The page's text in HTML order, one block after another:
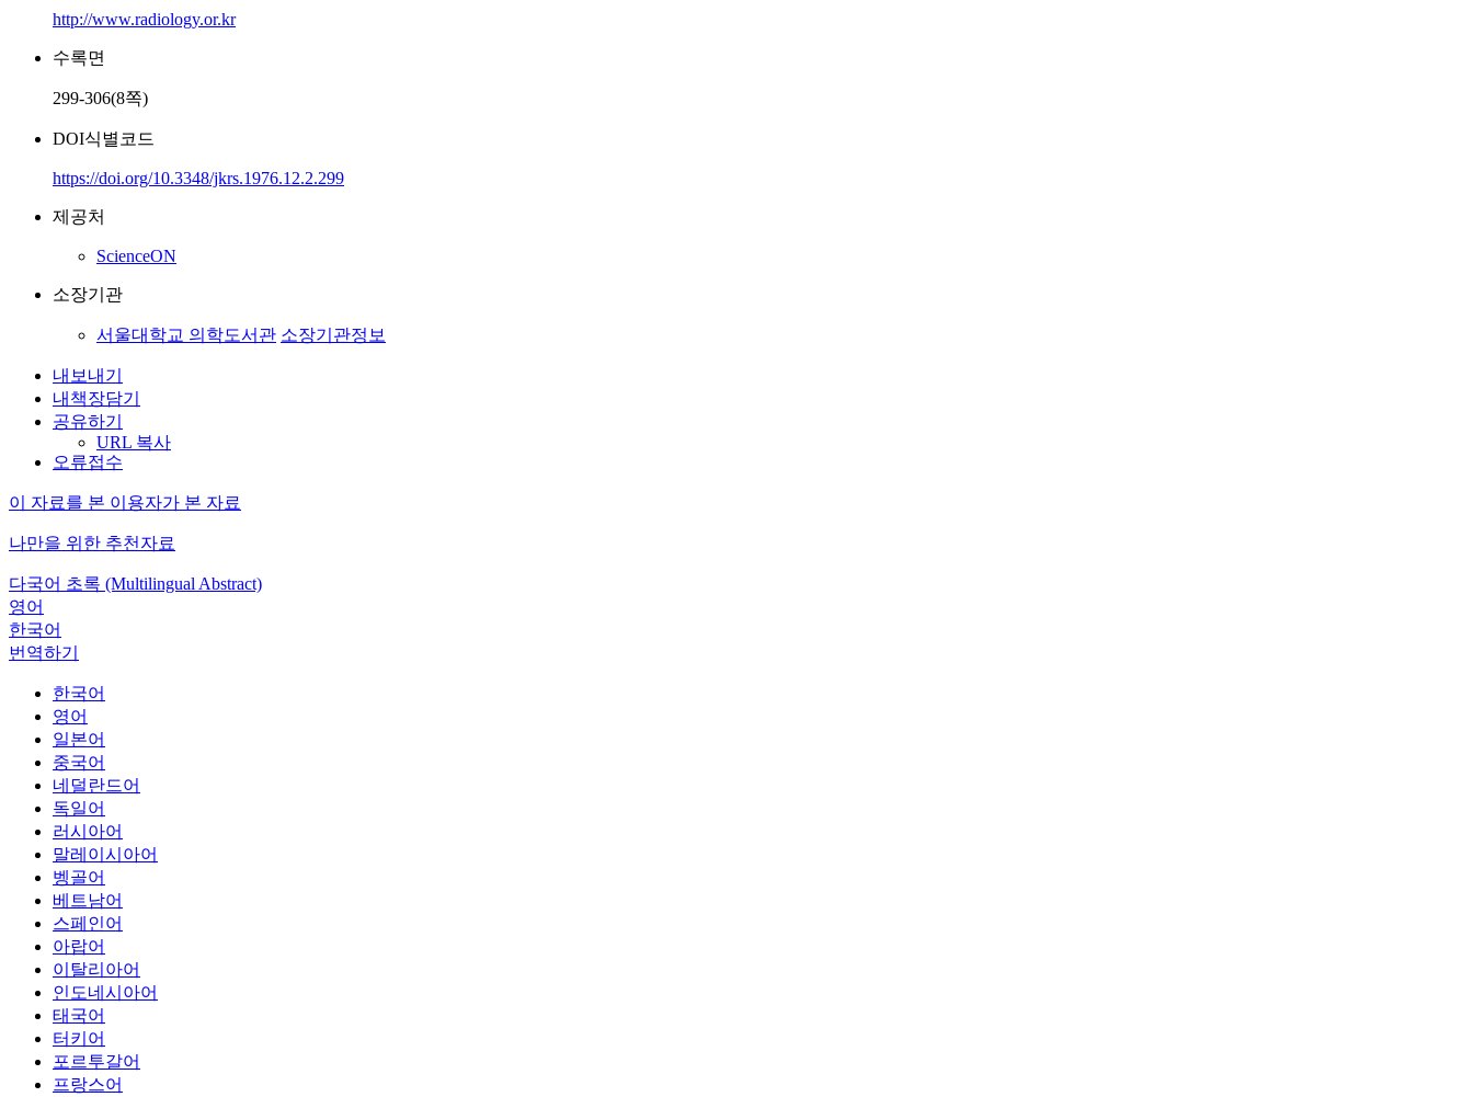
http://www.radiology.or.kr
수록면
299-306(8쪽)
DOI식별코드
https://doi.org/10.3348/jkrs.1976.12.2.299
제공처
ScienceON
소장기관
서울대학교 의학도서관 소장기관정보
내보내기
내책장담기
공유하기
URL 복사
오류접수
이 자료를 본 이용자가 본 자료
나만을 위한 추천자료
다국어 초록 (Multilingual Abstract)
영어
한국어
번역하기
한국어
영어
일본어
중국어
네덜란드어
독일어
러시아어
말레이시아어
벵골어
베트남어
스페인어
아랍어
이탈리아어
인도네시아어
태국어
터키어
포르투갈어
프랑스어